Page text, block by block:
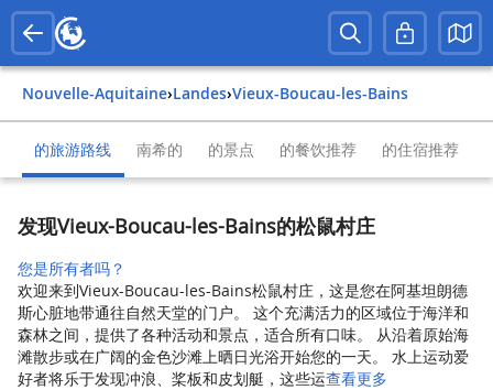
Nouvelle-Aquitaine› Landes› Vieux-Boucau-les-Bains
的旅游路线 南希的 的景点 的餐饮推荐 的住宿推荐
发现Vieux-Boucau-les-Bains的松鼠村庄
您是所有者吗？
欢迎来到Vieux-Boucau-les-Bains松鼠村庄，这是您在阿基坦朗德
斯心脏地带通往自然天堂的门户。 这个充满活力的区域位于海洋和
森林之间，提供了各种活动和景点，适合所有口味。 从沿着原始海
滩散步或在广阔的金色沙滩上晒日光浴开始您的一天。 水上运动爱
好者将乐于发现冲浪、桨板和皮划艇，这些运查看更多